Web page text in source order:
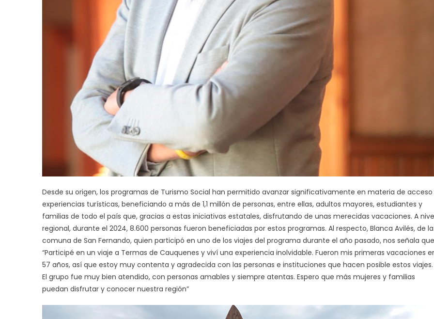
Desde su origen, los programas de Turismo Social han permitido avanzar significativamente en materia de
experiencias turísticas, beneficiando a más de 1,1 millón de personas, entre ellas, adultos mayores, estudiantes y
familias de todo el país que, gracias a estas iniciativas estatales, disfrutando de unas merecidas vacaciones. A
regional, durante el 2024, 8.600 personas fueron beneficiadas por estos programas. Al respecto, Blanca Avilés, de la
comuna de San Fernando, quien participó en uno de los viajes del programa durante el año pasado, nos señala que
“Participé en un viaje a Termas de Cauquenes y viví una experiencia inolvidable. Fueron mis primeras vacaciones
57 años, así que estoy muy contenta y agradecida con las personas e instituciones que hacen posible estos viajes.
El grupo fue muy bien atendido, con personas amables y siempre atentas. Espero que más mujeres y familias
puedan disfrutar y conocer nuestra región”